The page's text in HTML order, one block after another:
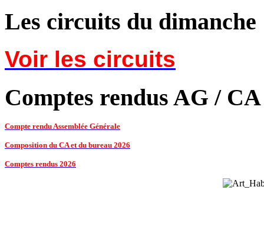
Les circuits du dimanche
Voir les circuits
Comptes rendus AG / CA
Compte rendu Assemblée Générale
Composition du CA et du bureau 2026
Comptes rendus 2026